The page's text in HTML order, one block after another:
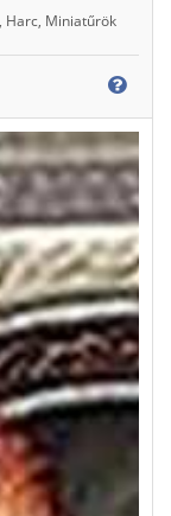
Harc Miniatűrök